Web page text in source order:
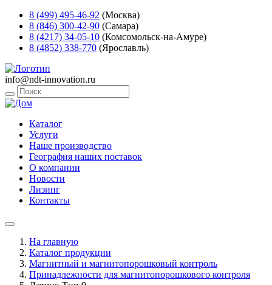
8 (499) 495-46-92 (Москва)
8 (846) 300-42-90 (Самара)
8 (4217) 34-05-10 (Комсомольск-на-Амуре)
8 (4852) 338-770 (Ярославль)
info@ndt-innovation.ru
Каталог
Услуги
Наше производство
География наших поставок
О компании
Новости
Лизинг
Контакты
На главную
Каталог продукции
Магнитный и магнитопорошковый контроль
Принадлежности для магнитопорошкового контроля